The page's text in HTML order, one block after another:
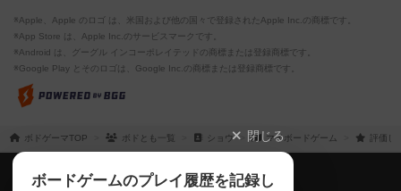
※Apple、Apple のロゴ は、米国および他の国々で登録されたApple Inc.の商標です。
※App Store は、Apple Inc.のサービスマークです。
※Android は、グーグル インコーポレイテッドの商標または登録商標です。
※Google Play とそのロゴは、Google Inc.の商標または登録商標です。
ボドゲーマTOP ボドとも一覧 ショウ マイボードゲーム 評価し
閉じる
ボードゲームのプレイ履歴を記録し
ボドゲーマTOP